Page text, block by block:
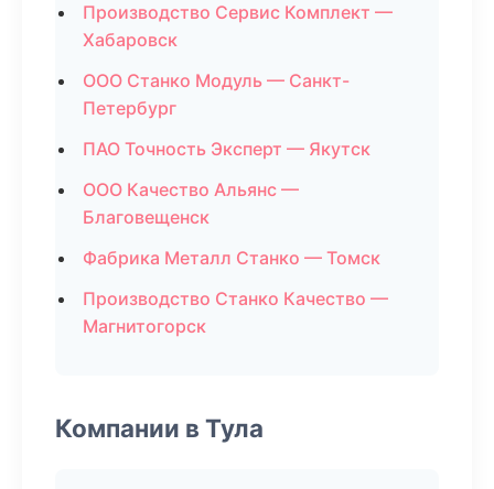
Производство Сервис Комплект —
Хабаровск
ООО Станко Модуль — Санкт-
Петербург
ПАО Точность Эксперт — Якутск
ООО Качество Альянс —
Благовещенск
Фабрика Металл Станко — Томск
Производство Станко Качество —
Магнитогорск
Компании в Тула